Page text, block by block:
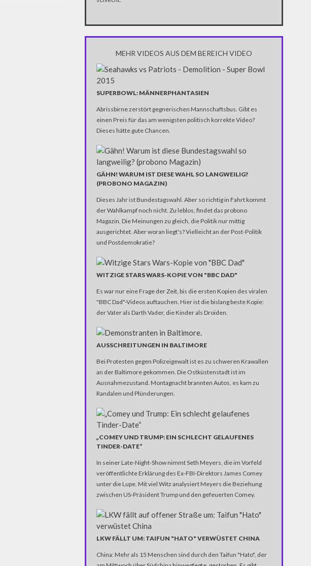
MEHR VIDEOS AUS DEM BEREICH VIDEO
SUPERBOWL: MÄNNERPHANTASIEN
Abrissbirne zerstört gegnerischen Mannschaftsbus. Gibt es
einen Preis für das am wenigsten politisch korrekte Video?
Dieses hätte gute Chancen.
GÄHN! WARUM IST DIESE WAHL SO LANGWEILIG?
(PROBONO MAGAZIN)
Dieses Jahr ist Bundestagswahl. Aber so richtig in Fahrt kommt
der Wahlkampf noch nicht. Zu leblos, findet das probono
Magazin. Die Meinungen zu gleich, die Politik nur mittig
ausgerichtet. Aber woran liegt's? Vielleicht an der Post-Politik
und Postdemokratie?
WITZIGE STARS WARS-KOPIE VON "BBC DAD"
Es war nur eine Frage der Zeit, bis die ersten Kopien des viralen
"BBC Dad"-Videos auftauchen. Hier ist die bislang beste Kopie:
der Vater als Darth Vader, die Kinder als Droiden.
AUSSCHREITUNGEN IN BALTIMORE
Bei Protesten gegen Polizeigewalt ist es zu schweren Krawallen
an der Baltimore gekommen. Die Ostküstenstadt ist im
Ausnahmezustand. Montagnacht brannten Autos, es kam zu
Randalen und Plünderungen.
„COMEY UND TRUMP: EIN SCHLECHT GELAUFENES
TINDER-DATE“
In seiner Late-Night-Show nimmt Seth Meyers, die im Vorfeld
veröffentlichte Erklärung des Ex-FBI-Direktors James Comey
unter die Lupe. Mit viel Witz analysiert Meyers die Beziehung
zwischen US-Präsident Trump und den gefeuerten Comey.
LKW FÄLLT UM: TAIFUN "HATO" VERWÜSTET CHINA
China: Mehr als 15 Menschen sind durch den Taifun "Hato", der